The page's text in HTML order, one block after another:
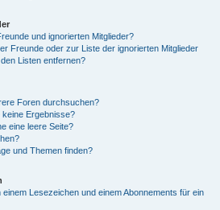
und ignorierten Mitglieder?
Freunde oder zur Liste der ignorierten Mitglieder
Listen entfernen?
Foren durchsuchen?
Ergebnisse?
eine leere Seite?
und Themen finden?
Lesezeichen und einem Abonnements für ein